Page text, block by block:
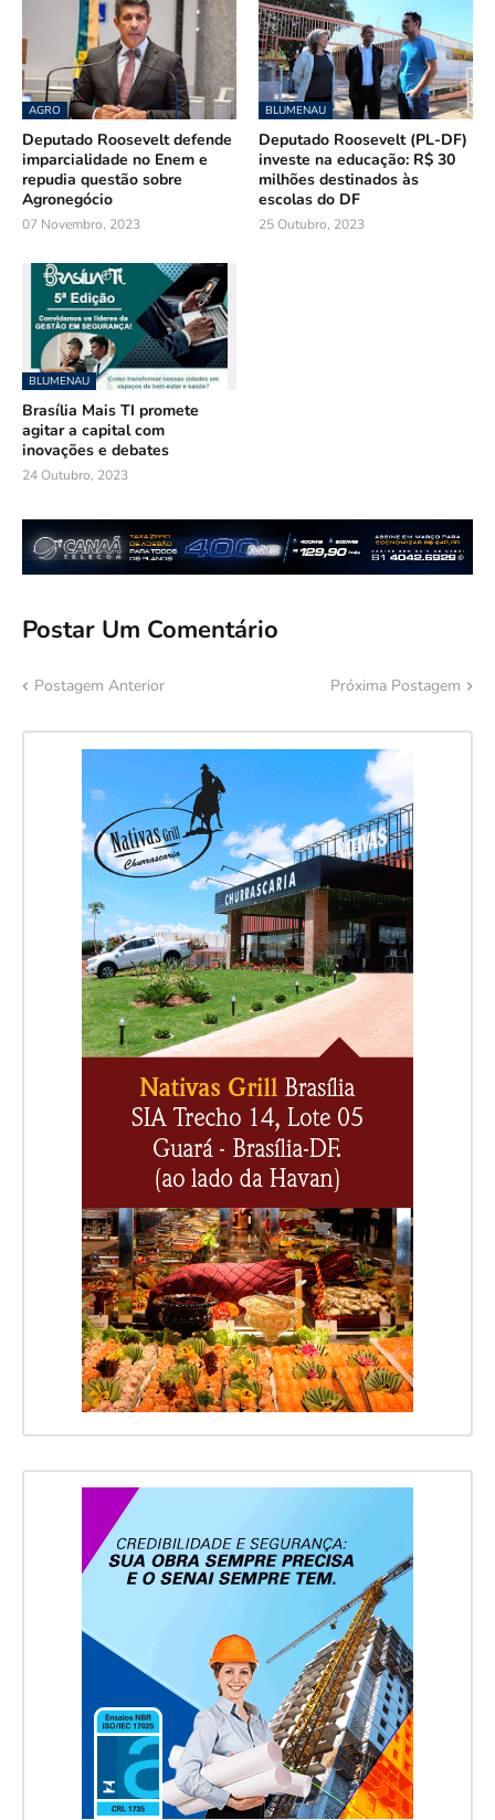
AGRO
Deputado Roosevelt defende
imparcialidade no Enem e
repudia questão sobre
Agronegócio
07 Novembro, 2023
BLUMENAU
Deputado Roosevelt (PL-DF)
investe na educação: R$ 30
milhões destinados às
escolas do DF
25 Outubro, 2023
BLUMENAU
Brasília Mais TI promete
agitar a capital com
inovações e debates
24 Outubro, 2023
Postar Um Comentário
Postagem Anterior Próxima Postagem